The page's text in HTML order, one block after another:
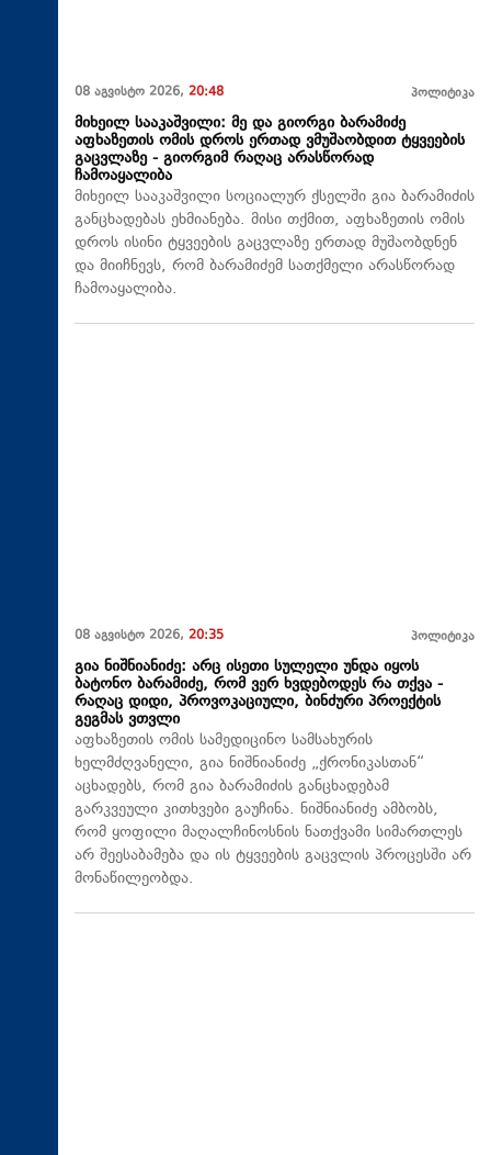
08 აგვისტო 2026, 20:48 პოლიტიკა
მიხეილ სააკაშვილი: მე და გიორგი ბარამიძე
აფხაზეთის ომის დროს ერთად ვმუშაობდით ტყვეების
გაცვლაზე - გიორგიმ რაღაც არასწორად
ჩამოაყალიბა
მიხეილ სააკაშვილი სოციალურ ქსელში გია ბარამიძის
განცხადებას ეხმიანება. მისი თქმით, აფხაზეთის ომის
დროს ისინი ტყვეების გაცვლაზე ერთად მუშაობდნენ
და მიიჩნევს, რომ ბარამიძემ სათქმელი არასწორად
ჩამოაყალიბა.
08 აგვისტო 2026, 20:35 პოლიტიკა
გია ნიშნიანიძე: არც ისეთი სულელი უნდა იყოს
ბატონო ბარამიძე, რომ ვერ ხვდებოდეს რა თქვა -
რაღაც დიდი, პროვოკაციული, ბინძური პროექტის
გეგმას ვთვლი
აფხაზეთის ომის სამედიცინო სამსახურის
ხელმძღვანელი, გია ნიშნიანიძე „ქრონიკასთან“
აცხადებს, რომ გია ბარამიძის განცხადებამ
გარკვეული კითხვები გაუჩინა. ნიშნიანიძე ამბობს,
რომ ყოფილი მაღალჩინოსნის ნათქვამი სიმართლეს
არ შეესაბამება და ის ტყვეების გაცვლის პროცესში არ
მონაწილეობდა.